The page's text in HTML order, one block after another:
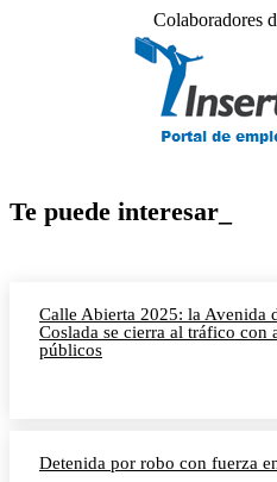
Colaboradores
Te puede interesar_
Calle Abierta 2025: la Avenida
Coslada se cierra al tráfico con
públicos
Detenida por robo con fuerza